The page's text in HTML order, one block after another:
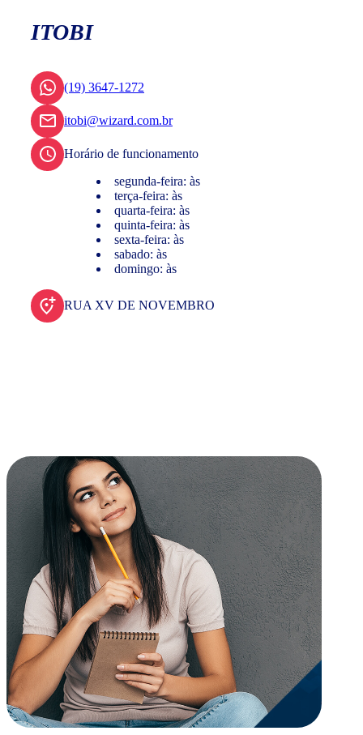
ITOBI
(19) 3647-1272
itobi@wizard.com.br
Horário de funcionamento
segunda-feira: às
terça-feira: às
quarta-feira: às
quinta-feira: às
sexta-feira: às
sabado: às
domingo: às
RUA XV DE NOVEMBRO